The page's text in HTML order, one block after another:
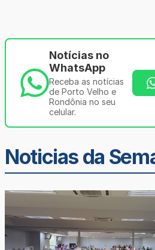
Notícias no
WhatsApp
Receba as notícias
de Porto Velho e
Rondônia no seu
celular.
Noticias da